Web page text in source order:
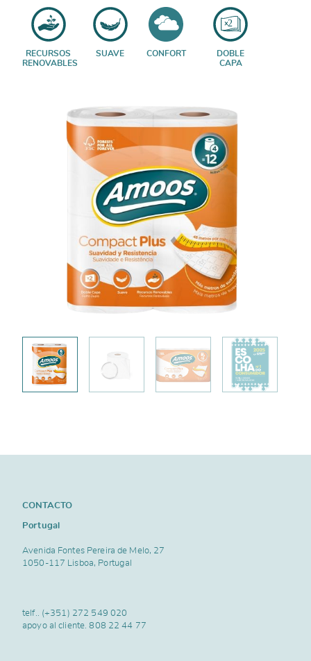
RECURSOS
RENOVABLES
SUAVE CONFORT
DOBLE
CAPA
CONTACTO
Portugal
Avenida Fontes Pereira de Melo, 27
1050-117 Lisboa, Portugal
telf.. (+351) 272 549 020
apoyo al cliente.808 22 44 77